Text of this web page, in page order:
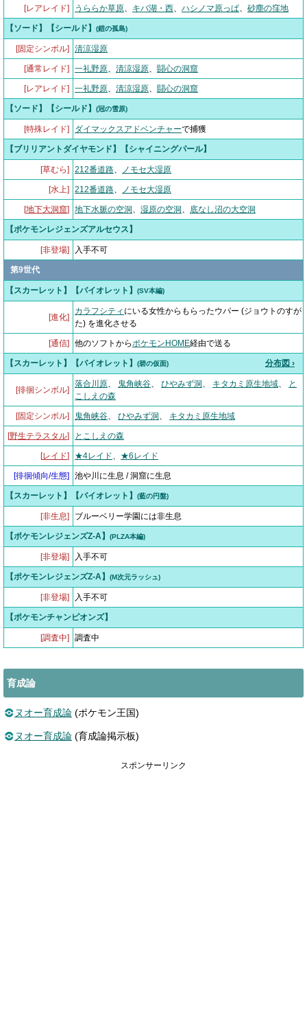
[レアレイド] うららか草原、 キバ湖・西、 ハシノマ原っぱ、 砂塵の窪地
【ソード】【シールド】 (鎧の孤島)
[固定シンボル] 清涼湿原
[通常レイド] 一礼野原、 清涼湿原、 闘心の洞窟
[レアレイド] 一礼野原、 清涼湿原、 闘心の洞窟
【ソード】【シールド】 (冠の雪原)
[特殊レイド] ダイマックスアドベンチャーで捕獲
【ブリリアントダイヤモンド】【シャイニングパール】
[草むら] 212番道路、 ノモセ大湿原
[水上] 212番道路、 ノモセ大湿原
[地下大洞窟] 地下水脈の空洞 、 湿原の空洞 、 底なし沼の大空洞
【ポケモンレジェンズアルセウス】
[非登場] 入手不可
第9世代
【スカーレット】【バイオレット】 (SV本編)
[進化]
カラフシティ にいる女性からもらったウパー (ジョウトのすが
た) を進化させる
[通信] 他のソフトからポケモンHOME経由で送る
【スカーレット】【バイオレット】 (碧の仮面) 分布図 ›
[徘徊シンボル]
落合川原、 鬼角峡谷、 ひやみず洞 、 キタカミ原生地域、
と
こしえの森
[固定シンボル] 鬼角峡谷、 ひやみず洞 、 キタカミ原生地域
[野生テラスタル] とこしえの森
[レイド] ★4レイド、 ★6レイド
[徘徊傾向/生態] 池や川に生息 / 洞窟に生息
【スカーレット】【バイオレット】 (藍の円盤)
[非生息] ブルーベリー学園には非生息
【ポケモンレジェンズZ-A】 (PLZA本編)
[非登場] 入手不可
【ポケモンレジェンズZ-A】 (M次元ラッシュ)
[非登場] 入手不可
【ポケモンチャンピオンズ】
[調査中] 調査中
育成論
ヌオー育成論 (ポケモン王国)
ヌオー育成論 (育成論掲示板)
スポンサーリンク